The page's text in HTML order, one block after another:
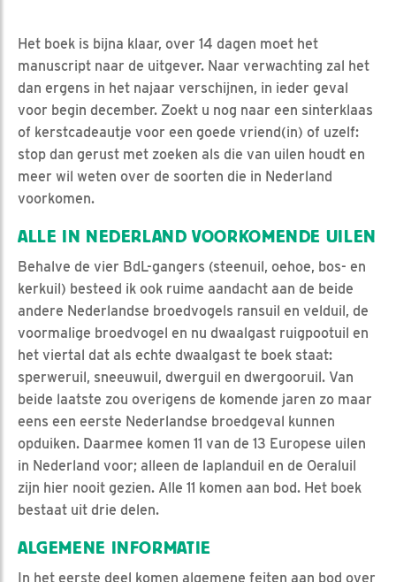
Het boek is bijna klaar, over 14 dagen moet het
manuscript naar de uitgever. Naar verwachting zal het
dan ergens in het najaar verschijnen, in ieder geval
voor begin december. Zoekt u nog naar een sinterklaas
of kerstcadeautje voor een goede vriend(in) of uzelf:
stop dan gerust met zoeken als die van uilen houdt en
meer wil weten over de soorten die in Nederland
voorkomen.
ALLE IN NEDERLAND VOORKOMENDE UILEN
Behalve de vier BdL-gangers (steenuil, oehoe, bos- en
kerkuil) besteed ik ook ruime aandacht aan de beide
andere Nederlandse broedvogels ransuil en velduil, de
voormalige broedvogel en nu dwaalgast ruigpootuil en
het viertal dat als echte dwaalgast te boek staat:
sperweruil, sneeuwuil, dwerguil en dwergooruil. Van
beide laatste zou overigens de komende jaren zo maar
eens een eerste Nederlandse broedgeval kunnen
opduiken. Daarmee komen 11 van de 13 Europese uilen
in Nederland voor; alleen de laplanduil en de Oeraluil
zijn hier nooit gezien. Alle 11 komen aan bod. Het boek
bestaat uit drie delen.
ALGEMENE INFORMATIE
In het eerste deel komen algemene feiten aan bod over